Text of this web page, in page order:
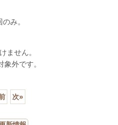
み。
ません。
外です。
次»